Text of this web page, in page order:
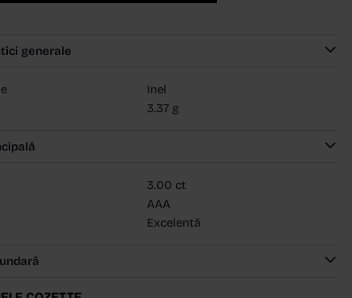
generale
Inel
3.37 g
3.00 ct
AAA
Excelentă